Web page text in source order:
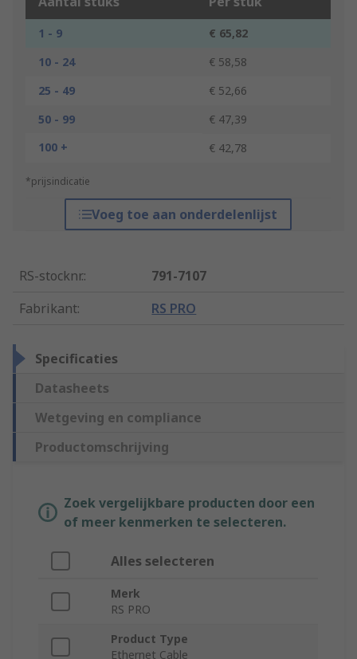
1 - 9
€ 65,82
10 - 24
€ 58,58
25 - 49
€ 52,66
50 - 99
€ 47,39
100 +
€ 42,78
*prijsindicatie
Voeg toe aan onderdelenlijst
RS-stocknr.:
791-7107
Fabrikant: RS PRO
Specificaties
Datasheets
Wetgeving en compliance
Productomschrijving
Zoek vergelijkbare producten door een
of meer kenmerken te selecteren.
Alles selecteren
Merk
RS PRO
Product Type
Ethernet Cable